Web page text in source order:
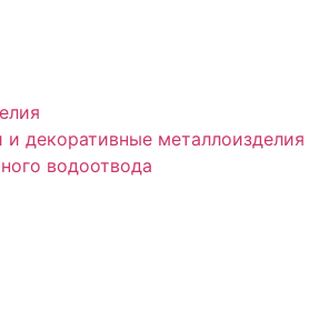
декоративные металлоизделия
водоотвода